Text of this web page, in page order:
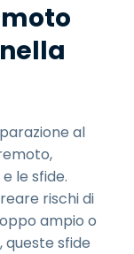
al
le sfide.
rischi di
ampio o
queste sfide